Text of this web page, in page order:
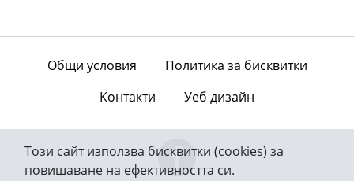
Общи условия
Политика за бисквитки
Контакти
Уеб дизайн
Този сайт използва бисквитки (cookies) за
повишаване на ефективността си.